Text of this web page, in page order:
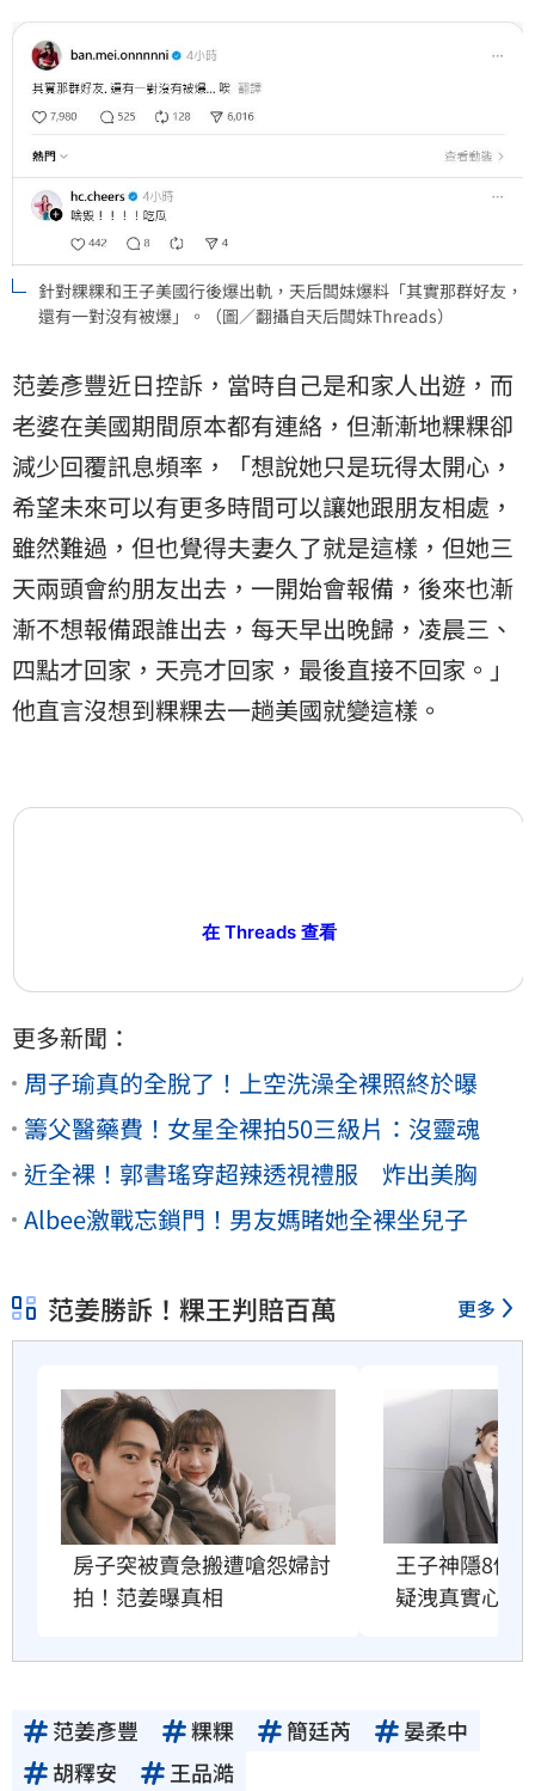
針對粿粿和王子美國行後爆出軌，天后闆妹爆料「其實那群好友，
還有一對沒有被爆」。（圖／翻攝自天后闆妹Threads）
范姜彥豐近日控訴，當時自己是和家人出遊，而
老婆在美國期間原本都有連絡，但漸漸地粿粿卻
減少回覆訊息頻率，「想說她只是玩得太開心，
希望未來可以有更多時間可以讓她跟朋友相處，
雖然難過，但也覺得夫妻久了就是這樣，但她三
天兩頭會約朋友出去，一開始會報備，後來也漸
漸不想報備跟誰出去，每天早出晚歸，凌晨三、
四點才回家，天亮才回家，最後直接不回家。」
他直言沒想到粿粿去一趟美國就變這樣。
在 Threads 查看
更多新聞：
周子瑜真的全脫了！上空洗澡全裸照終於曝
籌父醫藥費！女星全裸拍50三級片：沒靈魂
近全裸！郭書瑤穿超辣透視禮服 炸出美胸
Albee激戰忘鎖門！男友媽睹她全裸坐兒子
范姜勝訴！粿王判賠百萬 更多
房子突被賣急搬遭嗆怨婦討
拍！范姜曝真相
王子神隱8個
疑洩真實心聲
范姜彥豐 粿粿 簡廷芮
晏柔中
胡釋安
王品澔